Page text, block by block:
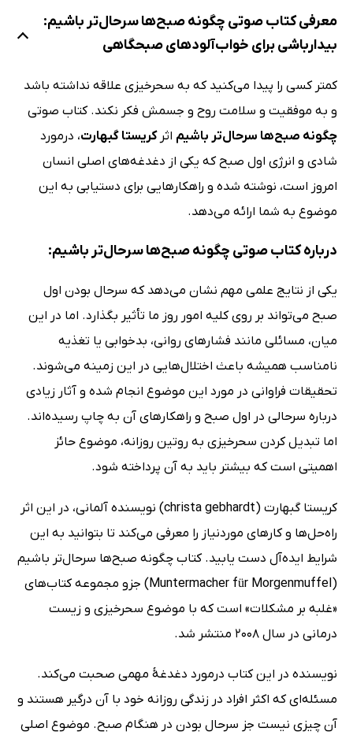
معرفی کتاب صوتی چگونه صبح‌ها سرحال‌تر باشیم:
بیدارباشی برای خواب‌آلودهای صبحگاهی
کمتر کسی را پیدا می‌کنید که به سحرخیزی علاقه نداشته باشد
و به موفقیت و سلامت روح و جسمش فکر نکند. کتاب صوتی
چگونه صبح‌ها سرحال‌تر باشیم اثرکریستا گبهارت، درمورد
شادی و انرژی اول صبح که یکی از دغدغه‌های اصلی انسان
امروز است، نوشته شده و راهکارهایی برای دستیابی به این
موضوع به شما ارائه می‌دهد.
درباره کتاب صوتی چگونه صبح‌ها سرحال‌تر باشیم:
یکی از نتایج علمی مهم نشان می‌دهد که سرحال بودن اول
صبح می‌تواند بر روی کلیه امور روز ما تأثیر بگذارد. اما در این
میان، مسائلی مانند فشارهای روانی، بدخوابی یا تغذیه
نامناسب همیشه باعث اختلال‌هایی در این زمینه می‌شوند.
تحقیقات فراوانی در مورد این موضوع انجام شده و آثار زیادی
درباره سرحالی در اول صبح و راهکارهای آن به چاپ رسیده‌اند.
اما تبدیل کردن سحرخیزی به روتین روزانه، موضوع حائز
اهمیتی است که بیشتر باید به آن پرداخته شود.
کریستا گبهارت (christa gebhardt) نویسنده آلمانی، در این اثر
راه‌حل‌ها و کارهای موردنیاز را معرفی می‌کند تا بتوانید به این
شرایط ایده‌آل دست یابید. کتاب چگونه صبح‌ها سرحال‌تر باشیم
(Muntermacher für Morgenmuffel) جزو مجموعه کتاب‌های
«غلبه بر مشکلات» است که با موضوع سحرخیزی و زیست
درمانی در سال 2008 منتشر شد.
نویسنده در این کتاب درمورد دغدغهٔ مهمی صحبت می‌کند.
مسئله‌ای که اکثر افراد در زندگی روزانه خود با آن درگیر هستند و
آن چیزی نیست جز سرحال بودن در هنگام صبح. موضوع اصلی